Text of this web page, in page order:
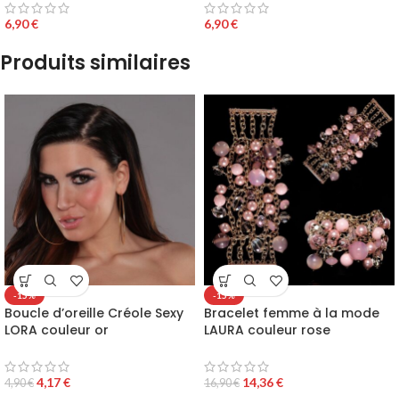
6,90€ 6,90€
Produits similaires
-15%
Boucle d’oreille Créole Sexy
LORA couleur or
4,90€ 4,17€
-15%
Bracelet femme à la mode
LAURA couleur rose
16,90€ 14,36€